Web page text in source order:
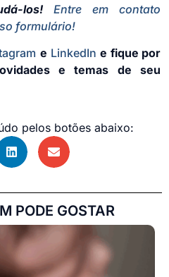
los! Entre em contato
formulário!
e LinkedIn e fique por
e temas de seu
pelos botões abaixo:
PODE GOSTAR